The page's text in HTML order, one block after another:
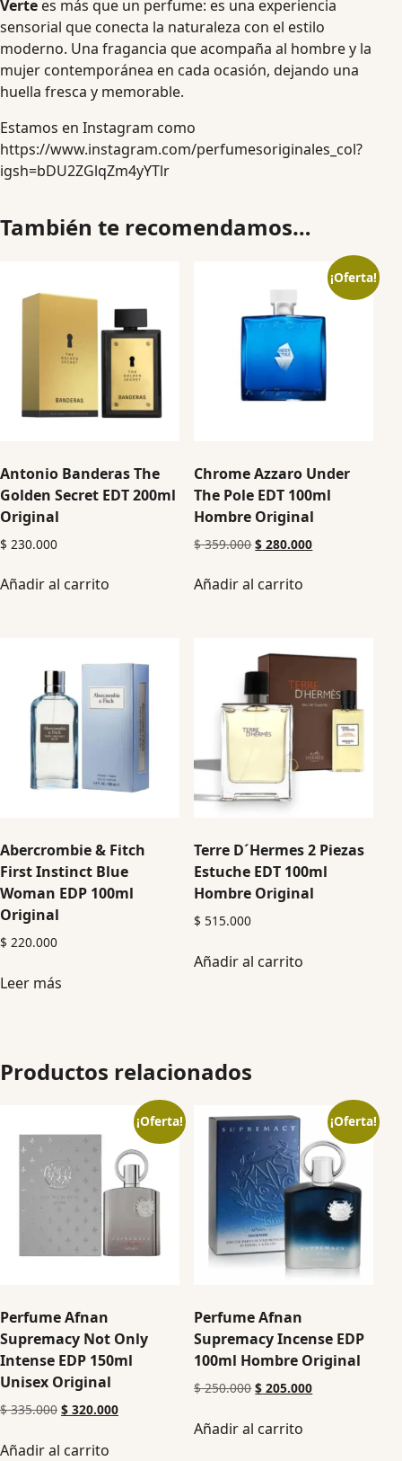
Verte es más que un perfume: es una experiencia
sensorial que conecta la naturaleza con el estilo
moderno. Una fragancia que acompaña al hombre y la
mujer contemporánea en cada ocasión, dejando una
huella fresca y memorable.
Estamos en Instagram como
https://www.instagram.com/perfumesoriginales_col?
igsh=bDU2ZGlqZm4yYTlr
También te recomendamos…
Antonio Banderas The
Golden Secret EDT 200ml
Original
$ 230.000
Añadir al carrito
¡Oferta!
Chrome Azzaro Under
The Pole EDT 100ml
Hombre Original
$359.000 $ 280.000
Añadir al carrito
Abercrombie & Fitch
First Instinct Blue
Woman EDP 100ml
Original
$ 220.000
Leer más
Terre D´Hermes 2 Piezas
Estuche EDT 100ml
Hombre Original
$ 515.000
Añadir al carrito
Productos relacionados
¡Oferta!
Perfume Afnan
Supremacy Not Only
Intense EDP 150ml
Unisex Original
$335.000 $ 320.000
Añadir al carrito
¡Oferta!
Perfume Afnan
Supremacy Incense EDP
100ml Hombre Original
$250.000 $ 205.000
Añadir al carrito